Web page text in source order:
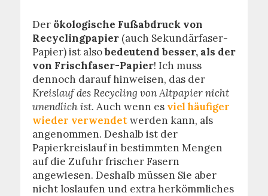
Der ökologische Fußabdruck von
Recyclingpapier(auch Sekundärfaser-
Papier) ist alsobedeutend besser, als der
von Frischfaser-Papier! Ich muss
dennoch darauf hinweisen, das der
Kreislauf des Recycling von Altpapier nicht
unendlich ist. Auch wenn es viel häufiger
wieder verwendetwerden kann, als
angenommen. Deshalb ist der
Papierkreislauf in bestimmten Mengen
auf die Zufuhr frischer Fasern
angewiesen. Deshalb müssen Sie aber
nicht loslaufen und extra herkömmliches